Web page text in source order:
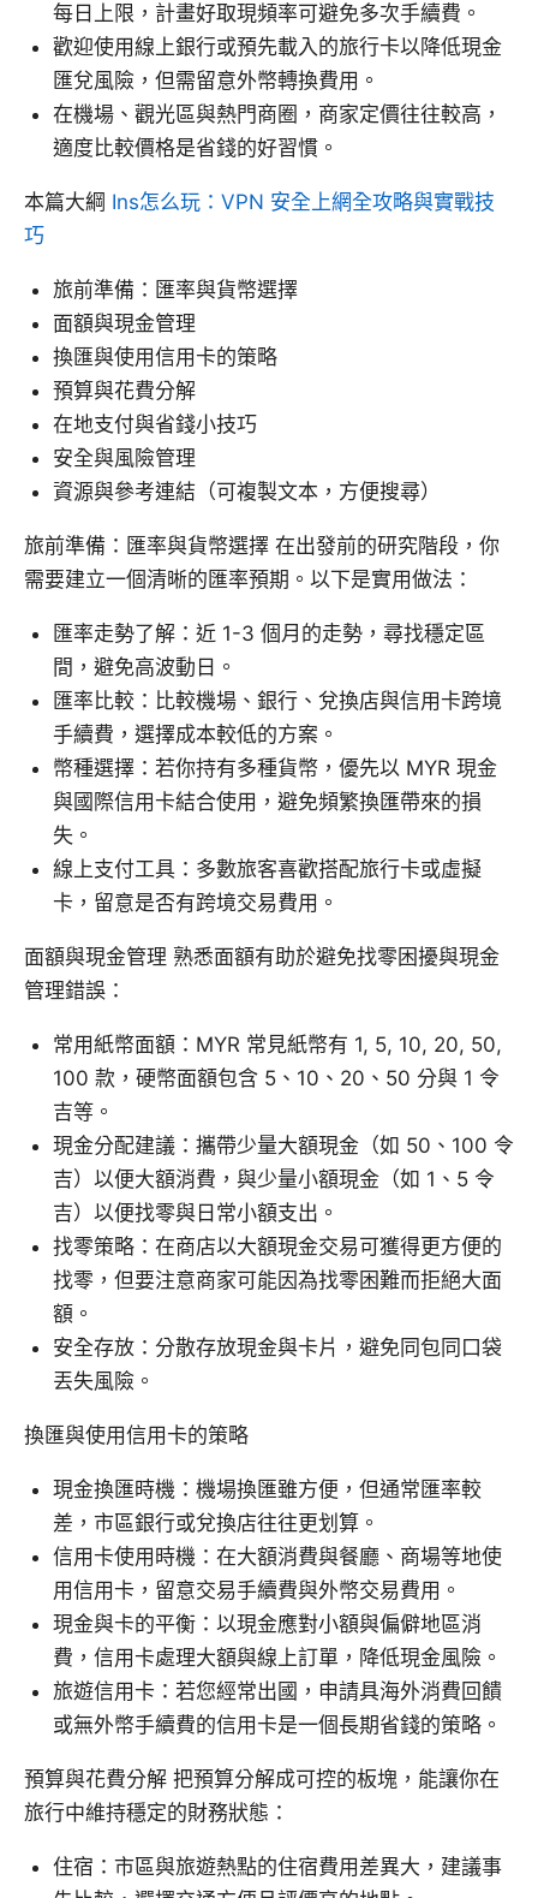
每日上限，計畫好取現頻率可避免多次手續費。
歡迎使用線上銀行或預先載入的旅行卡以降低現金
匯兌風險，但需留意外幣轉換費用。
在機場、觀光區與熱門商圈，商家定價往往較高，
適度比較價格是省錢的好習慣。
本篇大綱 Ins怎么玩：VPN 安全上網全攻略與實戰技
巧
旅前準備：匯率與貨幣選擇
面額與現金管理
換匯與使用信用卡的策略
預算與花費分解
在地支付與省錢小技巧
安全與風險管理
資源與參考連結（可複製文本，方便搜尋）
旅前準備：匯率與貨幣選擇 在出發前的研究階段，你
需要建立一個清晰的匯率預期。以下是實用做法：
匯率走勢了解：近 1-3 個月的走勢，尋找穩定區
間，避免高波動日。
匯率比較：比較機場、銀行、兌換店與信用卡跨境
手續費，選擇成本較低的方案。
幣種選擇：若你持有多種貨幣，優先以 MYR 現金
與國際信用卡結合使用，避免頻繁換匯帶來的損
失。
線上支付工具：多數旅客喜歡搭配旅行卡或虛擬
卡，留意是否有跨境交易費用。
面額與現金管理 熟悉面額有助於避免找零困擾與現金
管理錯誤：
常用紙幣面額：MYR 常見紙幣有 1, 5, 10, 20, 50,
100 款，硬幣面額包含 5、10、20、50 分與 1 令
吉等。
現金分配建議：攜帶少量大額現金（如 50、100 令
吉）以便大額消費，與少量小額現金（如 1、5 令
吉）以便找零與日常小額支出。
找零策略：在商店以大額現金交易可獲得更方便的
找零，但要注意商家可能因為找零困難而拒絕大面
額。
安全存放：分散存放現金與卡片，避免同包同口袋
丟失風險。
換匯與使用信用卡的策略
現金換匯時機：機場換匯雖方便，但通常匯率較
差，市區銀行或兌換店往往更划算。
信用卡使用時機：在大額消費與餐廳、商場等地使
用信用卡，留意交易手續費與外幣交易費用。
現金與卡的平衡：以現金應對小額與偏僻地區消
費，信用卡處理大額與線上訂單，降低現金風險。
旅遊信用卡：若您經常出國，申請具海外消費回饋
或無外幣手續費的信用卡是一個長期省錢的策略。
預算與花費分解 把預算分解成可控的板塊，能讓你在
旅行中維持穩定的財務狀態：
住宿：市區與旅遊熱點的住宿費用差異大，建議事